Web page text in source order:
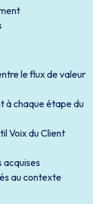
le flux de valeur
à chaque étape du
Voix du Client
acquises
au contexte